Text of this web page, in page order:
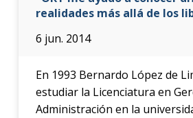
realidades más allá de los
6 jun. 2014
En 1993 Bernardo López de
estudiar la Licenciatura en
Administración en la